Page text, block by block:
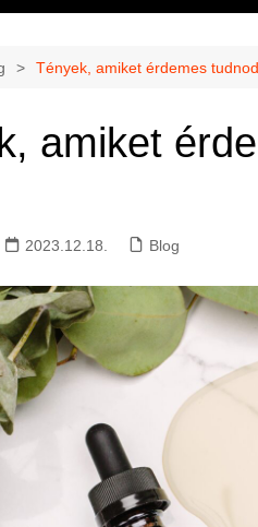
Tények, amiket érdemes
amiket
2023.12.18. Blog